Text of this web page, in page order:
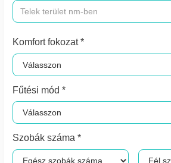
Komfort fokozat *
Fűtési mód *
Szobák száma *